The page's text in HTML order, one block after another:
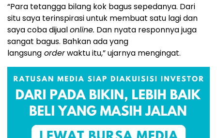
“Para tetangga bilang kok bagus sepedanya. Dari
situ saya terinspirasi untuk membuat satu lagi dan
saya coba dijualonline. Dan nyata responnya juga
sangat bagus. Bahkan ada yang
langsung orderwaktu itu,” ujarnya mengingat.